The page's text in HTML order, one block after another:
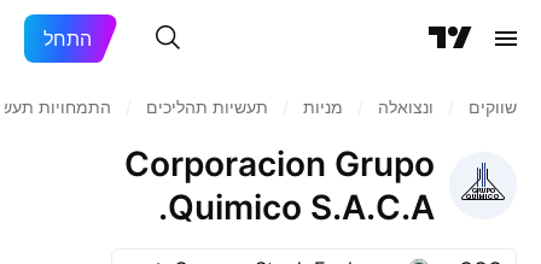
התחל
שווקים ונצואלה מניות‏ תעשיות תהליכים התמחויות
Corporacion Grupo
Quimico S.A.C.A.